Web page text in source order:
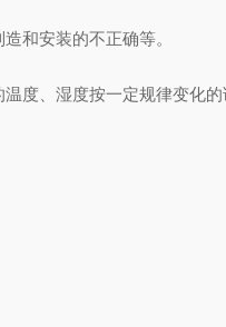
和安装的不正确等。
、湿度按一定规律变化的